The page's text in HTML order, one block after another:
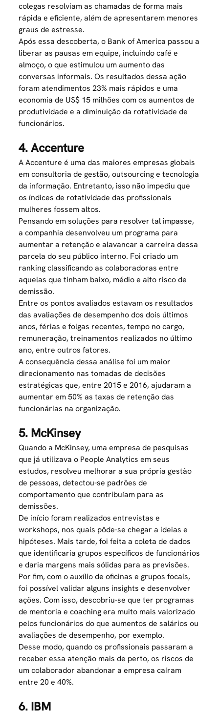
colegas resolviam as chamadas de forma mais
rápida e eficiente, além de apresentarem menores
graus de estresse.
Após essa descoberta, o Bank of America passou a
liberar as pausas em equipe, incluindo café e
almoço, o que estimulou um aumento das
conversas informais. Os resultados dessa ação
foram atendimentos 23% mais rápidos e uma
economia de US$ 15 milhões com os aumentos de
produtividade e a diminuição da rotatividade de
funcionários.
4. Accenture
A Accenture é uma das maiores empresas globais
em consultoria de gestão, outsourcing e tecnologia
da informação. Entretanto, isso não impediu que
os índices de rotatividade das profissionais
mulheres fossem altos.
Pensando em soluções para resolver tal impasse,
a companhia desenvolveu um programa para
aumentar a retenção e alavancar a carreira dessa
parcela do seu público interno. Foi criado um
ranking classificando as colaboradoras entre
aquelas que tinham baixo, médio e alto risco de
demissão.
Entre os pontos avaliados estavam os resultados
das avaliações de desempenho dos dois últimos
anos, férias e folgas recentes, tempo no cargo,
remuneração,treinamentos realizados no último
ano, entre outros fatores.
A consequência dessa análise foi um maior
direcionamento nas tomadas de decisões
estratégicas que, entre 2015 e 2016, ajudaram a
aumentar em 50% as taxas de retenção das
funcionárias na organização.
5. McKinsey
Quando a McKinsey, uma empresa de pesquisas
que já utilizava o People Analytics em seus
estudos, resolveu melhorar a sua própria gestão
de pessoas, detectou-se padrões de
comportamento que contribuíam para as
demissões.
De início foram realizados entrevistas e
workshops, nos quais pôde-se chegar a ideias e
hipóteses. Mais tarde, foi feita a coleta de dados
que identificaria grupos específicos de funcionários
e daria margens mais sólidas para as previsões.
Por fim, com o auxílio de oficinas e grupos focais,
foi possível validar alguns insights e desenvolver
ações. Com isso, descobriu-se que ter programas
de mentoria e coaching era muito mais valorizado
pelos funcionários do que aumentos de salários ou
avaliações de desempenho, por exemplo.
Desse modo, quando os profissionais passaram a
receber essa atenção mais de perto, os riscos de
um colaborador abandonar a empresa caíram
entre 20 e 40%.
6. IBM